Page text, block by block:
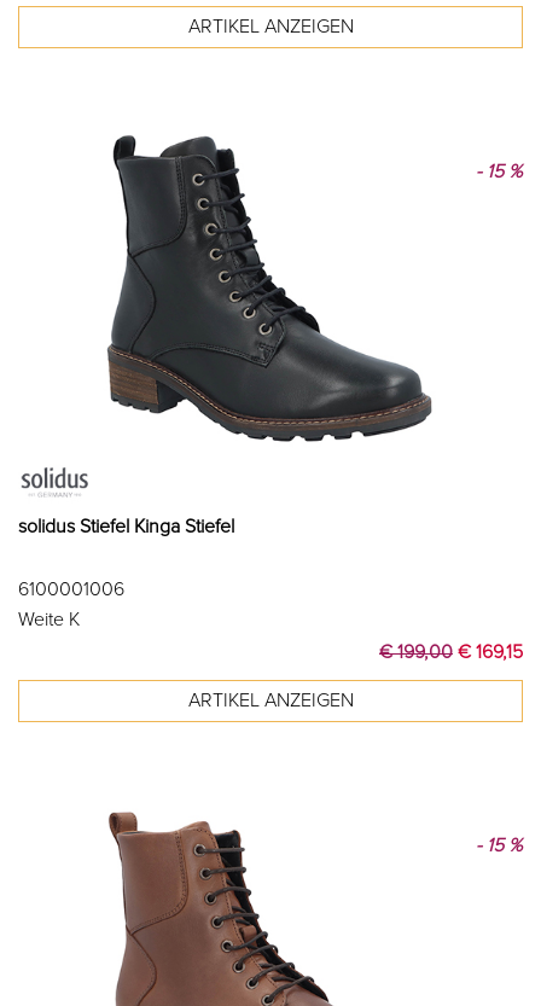
solidus Stiefel Kinga Stiefel
6100001006
Weite K
€ 199,00 € 169,15
- 15 %
- 15 %